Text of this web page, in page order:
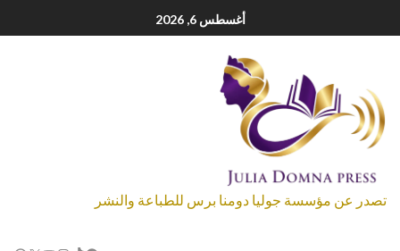
أغسطس 6, 2026
تصدر عن مؤسسة جوليا دومنا برس للطباعة والنشر